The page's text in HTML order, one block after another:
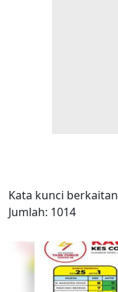
Kata kunci berkaitan
Jumlah: 1014